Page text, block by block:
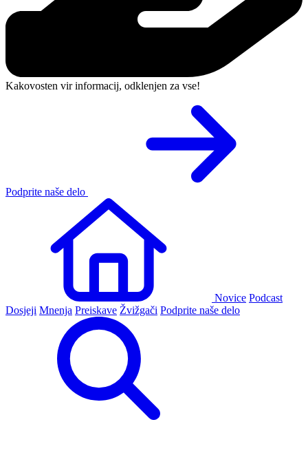
Kakovosten vir informacij, odklenjen za vse!
Podprite naše delo
Novice Podcast
Dosjeji Mnenja Preiskave Žvižgači Podprite naše delo